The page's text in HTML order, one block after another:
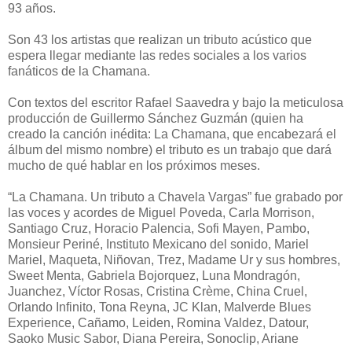
93 años.
Son 43 los artistas que realizan un tributo acústico que
espera llegar mediante las redes sociales a los varios
fanáticos de la Chamana.
Con textos del escritor Rafael Saavedra y bajo la meticulosa
producción de Guillermo Sánchez Guzmán (quien ha
creado la canción inédita: La Chamana, que encabezará el
álbum del mismo nombre) el tributo es un trabajo que dará
mucho de qué hablar en los próximos meses.
“La Chamana. Un tributo a Chavela Vargas” fue grabado por
las voces y acordes de Miguel Poveda, Carla Morrison,
Santiago Cruz, Horacio Palencia, Sofi Mayen, Pambo,
Monsieur Periné, Instituto Mexicano del sonido, Mariel
Mariel, Maqueta, Niñovan, Trez, Madame Ur y sus hombres,
Sweet Menta, Gabriela Bojorquez, Luna Mondragón,
Juanchez, Víctor Rosas, Cristina Crème, China Cruel,
Orlando Infinito, Tona Reyna, JC Klan, Malverde Blues
Experience, Cañamo, Leiden, Romina Valdez, Datour,
Saoko Music Sabor, Diana Pereira, Sonoclip, Ariane